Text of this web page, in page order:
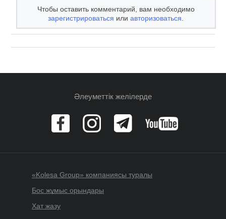
Чтобы оставить комментарий, вам необходимо
зарегистрироваться илиавторизоваться.
Әлеуметтік желілерде
«Kolesa Group» компаниясы туралы
Бос жұмыс орындары
Хат жазу